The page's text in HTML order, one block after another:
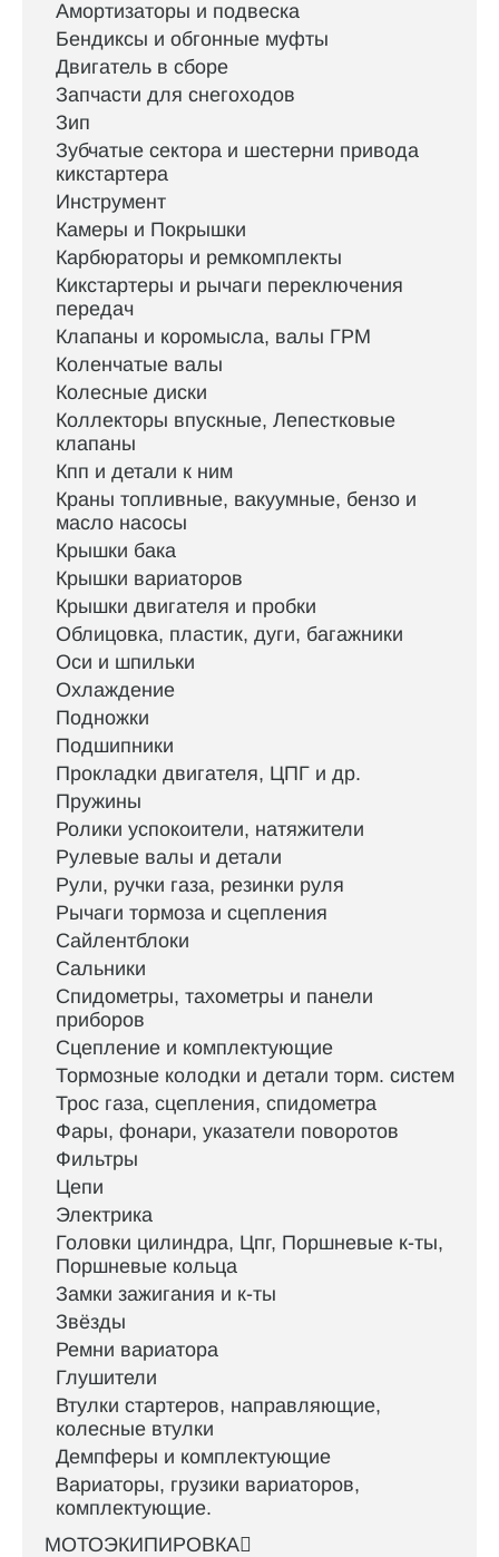
Амортизаторы и подвеска
Бендиксы и обгонные муфты
Двигатель в сборе
Запчасти для снегоходов
Зип
Зубчатые сектора и шестерни привода
кикстартера
Инструмент
Камеры и Покрышки
Карбюраторы и ремкомплекты
Кикстартеры и рычаги переключения
передач
Клапаны и коромысла, валы ГРМ
Коленчатые валы
Колесные диски
Коллекторы впускные, Лепестковые
клапаны
Кпп и детали к ним
Краны топливные, вакуумные, бензо и
масло насосы
Крышки бака
Крышки вариаторов
Крышки двигателя и пробки
Облицовка, пластик, дуги, багажники
Оси и шпильки
Охлаждение
Подножки
Подшипники
Прокладки двигателя, ЦПГ и др.
Пружины
Ролики успокоители, натяжители
Рулевые валы и детали
Рули, ручки газа, резинки руля
Рычаги тормоза и сцепления
Сайлентблоки
Сальники
Спидометры, тахометры и панели
приборов
Сцепление и комплектующие
Тормозные колодки и детали торм. систем
Трос газа, сцепления, спидометра
Фары, фонари, указатели поворотов
Фильтры
Цепи
Электрика
Головки цилиндра, Цпг, Поршневые к-ты,
Поршневые кольца
Замки зажигания и к-ты
Звёзды
Ремни вариатора
Глушители
Втулки стартеров, направляющие,
колесные втулки
Демпферы и комплектующие
Вариаторы, грузики вариаторов,
комплектующие.
МОТОЭКИПИРОВКА